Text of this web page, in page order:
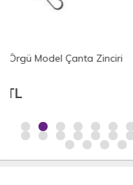
Model 10 - 10.3 mm